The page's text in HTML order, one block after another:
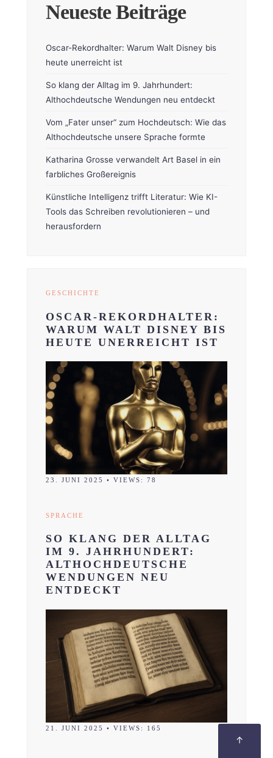
Neueste Beiträge
Oscar-Rekordhalter: Warum Walt Disney bis
heute unerreicht ist
So klang der Alltag im 9. Jahrhundert:
Althochdeutsche Wendungen neu entdeckt
Vom „Fater unser“ zum Hochdeutsch: Wie das
Althochdeutsche unsere Sprache formte
Katharina Grosse verwandelt Art Basel in ein
farbliches Großereignis
Künstliche Intelligenz trifft Literatur: Wie KI-
Tools das Schreiben revolutionieren – und
herausfordern
GESCHICHTE
OSCAR-REKORDHALTER:
WARUM WALT DISNEY BIS
HEUTE UNERREICHT IST
23. JUNI 2025 • VIEWS: 78
SPRACHE
SO KLANG DER ALLTAG
IM 9. JAHRHUNDERT:
ALTHOCHDEUTSCHE
WENDUNGEN NEU
ENTDECKT
21. JUNI 2025 • VIEWS: 165
↑